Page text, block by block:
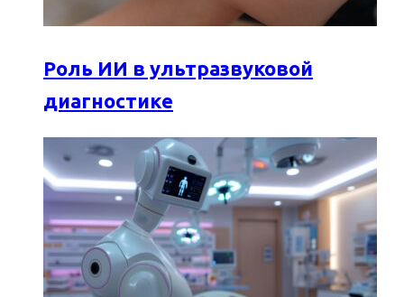
Роль ИИ в ультразвуковой
диагностике